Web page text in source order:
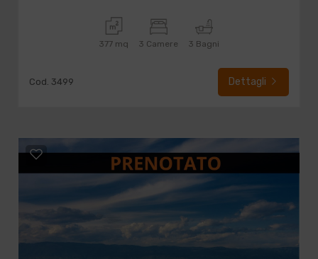
377 mq 3 Camere 3 Bagni
Cod. 3499 Dettagli